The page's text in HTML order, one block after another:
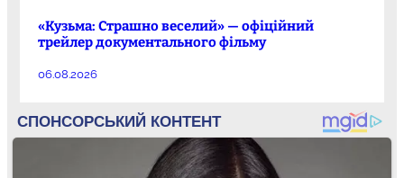
«Кузьма: Страшно веселий» — офіційний
трейлер документального фільму
06.08.2026